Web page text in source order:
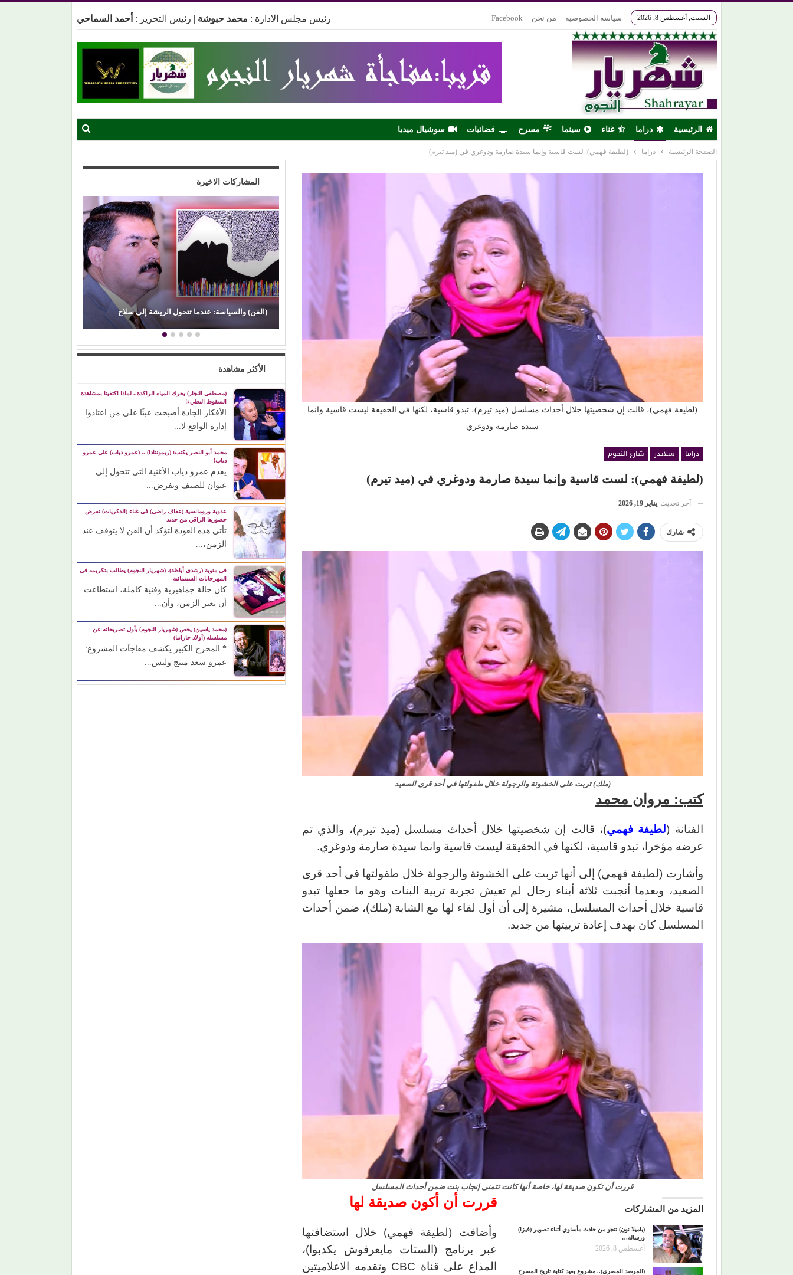
السبت, أغسطس 8, 2026 سياسة الخصوصية من نحن Facebook رئيس مجلس الادارة : محمد حبوشة | رئيس التحرير : أحمد السماحي
الرئيسية دراما غناء سينما مسرح فضائيات سوشيال ميديا
الصفحة الرئيسية دراما (لطيفة فهمي): لست قاسية وإنما سيدة صارمة ودوغري في (ميد تيرم)
(لطيفة فهمي)، قالت إن شخصيتها خلال أحداث مسلسل (ميد تيرم)، تبدو قاسية، لكنها في الحقيقة ليست قاسية وانما
سيدة صارمة ودوغري
دراما سلايدر
شارع النجوم
(لطيفة فهمي): لست قاسية وإنما سيدة صارمة ودوغري في (ميد تيرم)
آخر تحديث يناير 19, 2026
شارك
(ملك) تربت على الخشونة والرجولة خلال طفولتها في أحد قرى الصعيد
كتب: مروان محمد
الفنانة (لطيفة فهمي)، قالت إن شخصيتها خلال أحداث مسلسل (ميد تيرم)، والذي تم
عرضه مؤخرا، تبدو قاسية، لكنها في الحقيقة ليست قاسية وانما سيدة صارمة ودوغري.
وأشارت (لطيفة فهمي) إلى أنها تربت على الخشونة والرجولة خلال طفولتها في أحد قرى
الصعيد، وبعدما أنجبت ثلاثة أبناء رجال لم تعيش تجربة تربية البنات وهو ما جعلها تبدو
قاسية خلال أحداث المسلسل، مشيرة إلى أن أول لقاء لها مع الشابة (ملك)، ضمن أحداث
المسلسل كان بهدف إعادة تربيتها من جديد.
قررت أن تكون صديقة لها، خاصة أنها كانت تتمنى إنجاب بنت ضمن أحداث المسلسل
المزيد من المشاركات
(باميلا نون) تنجو من حادث مأساوي أثناء تصوير (فيزا)
ورسالة…
أغسطس 8, 2026
(المرصد المصري).. مشروع يعيد كتابة تاريخ المسرح
قررت أن أكون صديقة لها
وأضافت (لطيفة فهمي) خلال استضافتها
عبر برنامج (الستات مايعرفوش يكدبوا)،
المذاع على قناة CBC وتقدمه الاعلاميتين
المشاركات الاخيرة
(الفن) والسياسة: عندما تتحول الريشة إلى سلاح
(باميلا نون) تنجو من حادث مأساوي أثناء تصوير (فيزا)
ورسالة مؤثرة لوالدتها…
الأكثر مشاهدة
(مصطفى النجار) يحرك المياه الراكدة.. لماذا اكتفينا بمشاهدة
السقوط البطيء!
الأفكار الجادة أصبحت عبئًا على من اعتادوا
إدارة الواقع لا...
محمد أبو النصر يكتب: (ريمونتادا) .. (عمرو دياب) على عمرو
دياب!
يقدم عمرو دياب الأغنية التي تتحول إلى
عنوان للصيف وتفرض...
عذوبة ورومانسية (عفاف راضي) في غناء (الذكريات) تفرض
حضورها الراقي من جديد
تأتي هذه العودة لتؤكد أن الفن لا يتوقف عند
الزمن،...
في مئوية (رشدي أباظة)، (شهريار النجوم) يطالب بتكريمه في
المهرجانات السينمائية
كان حالة جماهيرية وفنية كاملة، استطاعت
أن تعبر الزمن، وأن...
(محمد ياسين) يخص (شهريار النجوم) بأول تصريحاته عن
مسلسله (أولاد حاراتنا)
* المخرج الكبير يكشف مفاجآت المشروع:
عمرو سعد منتج وليس...